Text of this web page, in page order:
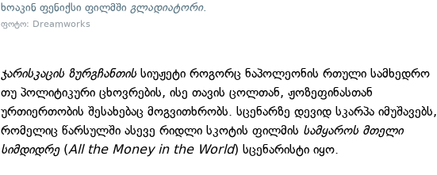
ხოაკინ ფენიქსი ფილმშიგლადიატორი.
ფოტო: Dreamworks
ჯარისკაცის ზურგჩანთისსიუჟეტი როგორც ნაპოლეონის რთული სამხედრო
თუ პოლიტიკური ცხოვრების, ისე თავის ცოლთან, ჟოზეფინასთან
ურთიერთობის შესახებაც მოგვითხრობს. სცენარზე დევიდ სკარპა იმუშავებს,
რომელიც წარსულში ასევე რიდლი სკოტის ფილმის სამყაროს მთელი
სიმდიდრე(All the Money in the World) სცენარისტი იყო.